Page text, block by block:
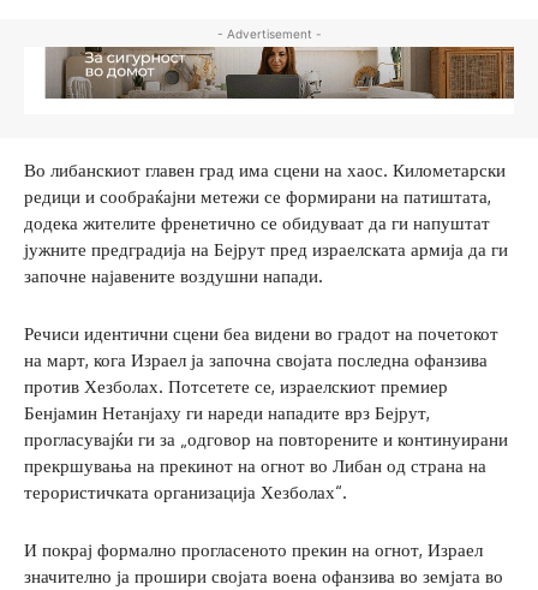
- Advertisement -
Во либанскиот главен град има сцени на хаос. Километарски
редици и сообраќајни метежи се формирани на патиштата,
додека жителите френетично се обидуваат да ги напуштат
јужните предградија на Бејрут пред израелската армија да ги
започне најавените воздушни напади.
Речиси идентични сцени беа видени во градот на почетокот
на март, кога Израел ја започна својата последна офанзива
против Хезболах. Потсетете се, израелскиот премиер
Бенјамин Нетанјаху ги нареди нападите врз Бејрут,
прогласувајќи ги за „одговор на повторените и континуирани
прекршувања на прекинот на огнот во Либан од страна на
терористичката организација Хезболах“.
И покрај формално прогласеното прекин на огнот, Израел
значително ја прошири својата воена офанзива во земјата во